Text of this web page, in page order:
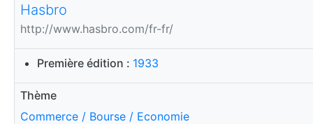
Hasbro
http://www.hasbro.com/fr-fr/
Première édition : 1933
Thème
Commerce / Bourse / Economie